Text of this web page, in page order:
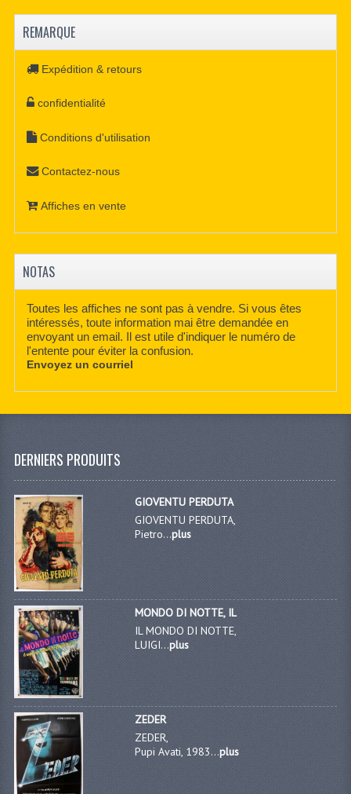
REMARQUE
Expédition & retours
confidentialité
Conditions d'utilisation
Contactez-nous
Affiches en vente
NOTAS
Toutes les affiches ne sont pas à vendre. Si vous êtes
intéressés, toute information mai être demandée en
envoyant un email. Il est utile d'indiquer le numéro de
l'entente pour éviter la confusion.
Envoyez un courriel
DERNIERS PRODUITS
GIOVENTU PERDUTA
GIOVENTU PERDUTA,
Pietro...plus
MONDO DI NOTTE, IL
IL MONDO DI NOTTE,
LUIGI...plus
ZEDER
ZEDER,
Pupi Avati, 1983...plus